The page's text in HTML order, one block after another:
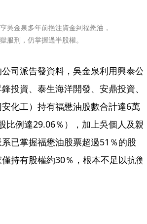
吳金泉多年前挹注資金到福懋油，
服刑，仍掌握過半股權。
司派告發資料，吳金泉利用興泰公
投資、泰生海洋開發、安鼎投資、
化工）持有福懋油股數合計達6萬
比例達29.06％），加上吳個人及親
已掌握福懋油股票超過51％的股
持有股權約30％，根本不足以抗衡